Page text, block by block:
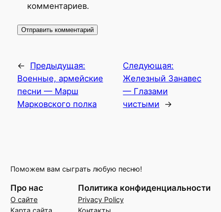
комментариев.
←
Предыдущая:
Военные, армейские
песни — Марш
Марковского полка
Следующая:
Железный Занавес
— Глазами
чистыми
→
Поможем вам сыграть любую песню!
Про нас
О сайте
Политика конфиденциальности
Privacy Policy